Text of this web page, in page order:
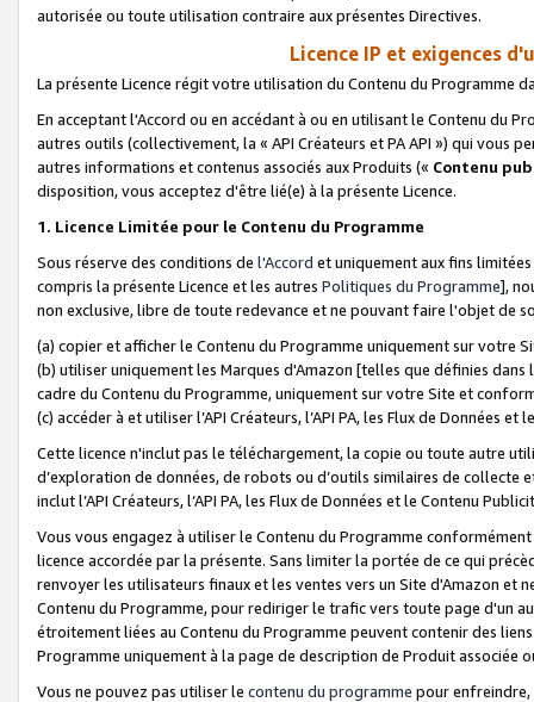
autorisée ou toute utilisation contraire aux présentes Directives.
Licence IP et exigences
La présente Licence régit votre utilisation du Contenu du Programme
En acceptant l'Accord ou en accédant à ou en utilisant le Contenu du
autres outils (collectivement, la « API Créateurs et PA API ») qui vous
autres informations et contenus associés aux Produits (« Contenu
disposition, vous acceptez d'être lié(e) à la présente Licence.
1. Licence Limitée pour le Contenu du Programme
Sous réserve des conditions de l'Accord et uniquement aux fins
compris la présente Licence et les autres Politiques du Programme],
non exclusive, libre de toute redevance et ne pouvant faire l'objet de
(a) copier et afficher le Contenu du Programme uniquement sur votre
(b) utiliser uniquement les Marques d'Amazon [telles que définies dans
cadre du Contenu du Programme, uniquement sur votre Site et
(c) accéder à et utiliser l’API Créateurs, l’API PA, les Flux de Données
Cette licence n'inclut pas le téléchargement, la copie ou toute autre
d’exploration de données, de robots ou d’outils similaires de
inclut l’API Créateurs, l’API PA, les Flux de Données et le Contenu
Vous vous engagez à utiliser le Contenu du Programme
licence accordée par la présente. Sans limiter la portée de ce qui
renvoyer les utilisateurs finaux et les ventes vers un Site d'Amazon et
Contenu du Programme, pour rediriger le trafic vers toute page d'un
étroitement liées au Contenu du Programme peuvent contenir des
Programme uniquement à la page de description de Produit associée
Vous ne pouvez pas utiliser le contenu du programme pour